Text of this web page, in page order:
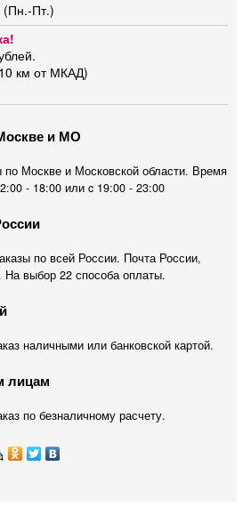
(Пн.-Пт.)
км от МКАД)
и МО
Москве и Московской области. Время
- 18:00 или c 19:00 - 23:00
по всей России. Почта России,
выбор 22 способа оплаты.
наличными или банковской картой.
лицам
по безналичному расчету.